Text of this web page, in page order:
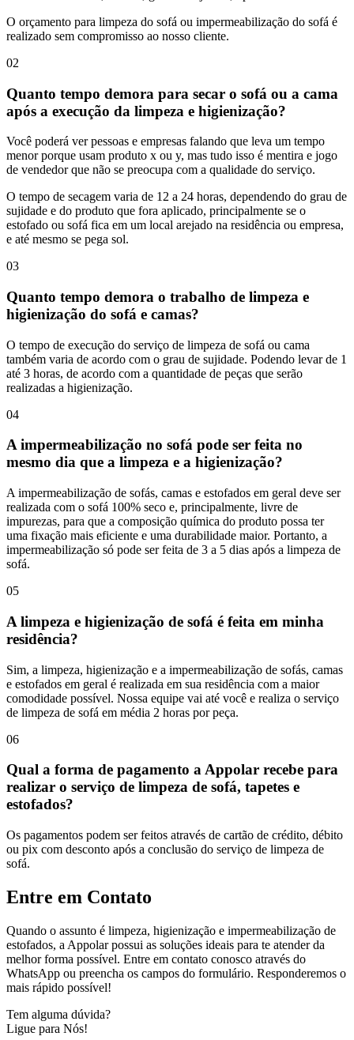
O orçamento para limpeza do sofá ou impermeabilização do sofá é
realizado sem compromisso ao nosso cliente.
02
Quanto tempo demora para secar o sofá ou a cama
após a execução da limpeza e higienização?
Você poderá ver pessoas e empresas falando que leva um tempo
menor porque usam produto x ou y, mas tudo isso é mentira e jogo
de vendedor que não se preocupa com a qualidade do serviço.
O tempo de secagem varia de 12 a 24 horas, dependendo do grau de
sujidade e do produto que fora aplicado, principalmente se o
estofado ou sofá fica em um local arejado na residência ou empresa,
e até mesmo se pega sol.
03
Quanto tempo demora o trabalho de limpeza e
higienização do sofá e camas?
O tempo de execução do serviço de limpeza de sofá ou cama
também varia de acordo com o grau de sujidade. Podendo levar de 1
até 3 horas, de acordo com a quantidade de peças que serão
realizadas a higienização.
04
A impermeabilização no sofá pode ser feita no
mesmo dia que a limpeza e a higienização?
A impermeabilização de sofás, camas e estofados em geral deve ser
realizada com o sofá 100% seco e, principalmente, livre de
impurezas, para que a composição química do produto possa ter
uma fixação mais eficiente e uma durabilidade maior. Portanto, a
impermeabilização só pode ser feita de 3 a 5 dias após a limpeza de
sofá.
05
A limpeza e higienização de sofá é feita em minha
residência?
Sim, a limpeza, higienização e a impermeabilização de sofás, camas
e estofados em geral é realizada em sua residência com a maior
comodidade possível. Nossa equipe vai até você e realiza o serviço
de limpeza de sofá em média 2 horas por peça.
06
Qual a forma de pagamento a Appolar recebe para
realizar o serviço de limpeza de sofá, tapetes e
estofados?
Os pagamentos podem ser feitos através de cartão de crédito, débito
ou pix com desconto após a conclusão do serviço de limpeza de
sofá.
Entre em Contato
Quando o assunto é limpeza, higienização e impermeabilização de
estofados, a Appolar possui as soluções ideais para te atender da
melhor forma possível. Entre em contato conosco através do
WhatsApp ou preencha os campos do formulário. Responderemos o
mais rápido possível!
Tem alguma dúvida?
Ligue para Nós!